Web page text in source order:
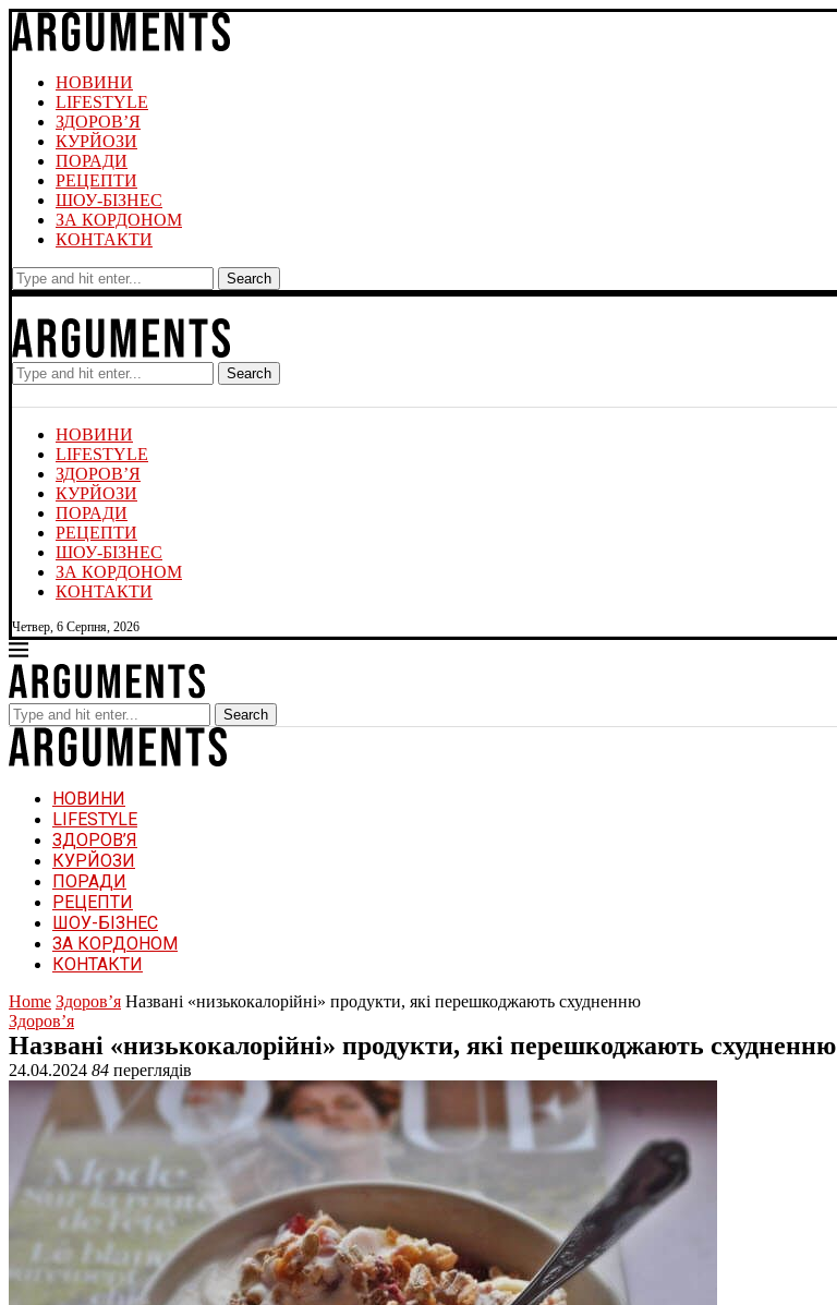
НОВИНИ
LIFESTYLE
ЗДОРОВ’Я
КУРЙОЗИ
ПОРАДИ
РЕЦЕПТИ
ШОУ-БІЗНЕС
ЗА КОРДОНОМ
КОНТАКТИ
Search
Search
НОВИНИ
LIFESTYLE
ЗДОРОВ’Я
КУРЙОЗИ
ПОРАДИ
РЕЦЕПТИ
ШОУ-БІЗНЕС
ЗА КОРДОНОМ
КОНТАКТИ
Четвер, 6 Серпня, 2026
Search
НОВИНИ
LIFESTYLE
ЗДОРОВ’Я
КУРЙОЗИ
ПОРАДИ
РЕЦЕПТИ
ШОУ-БІЗНЕС
ЗА КОРДОНОМ
КОНТАКТИ
Home Здоров’я Названі «низькокалорійні» продукти, які перешкоджають схудненню
Здоров’я
Названі «низькокалорійні» продукти, які перешкоджають схудненню
24.04.2024 84 переглядів